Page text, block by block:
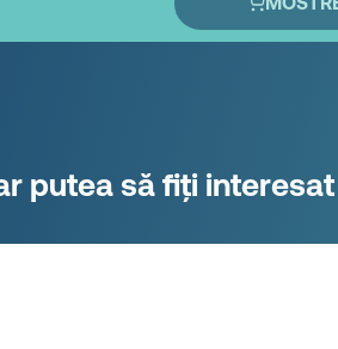
putea să fiți